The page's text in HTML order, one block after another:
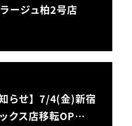
ージュ柏2号店
知らせ】7/4(金)新宿
クス店移転OP…